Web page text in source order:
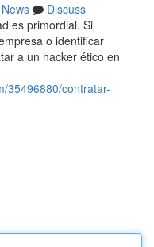
News
Discuss
es primordial. Si
o identificar
a un hacker ético en
35496880/contratar-